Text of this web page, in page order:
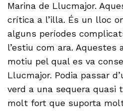
Marina de Llucmajor.
crítica a l’illa. És un lloc
alguns períodes
l’estiu com ara. Aquestes
motiu pel qual es va
Llucmajor. Podia passar
verd a una sequera quasi
molt fort que suporta